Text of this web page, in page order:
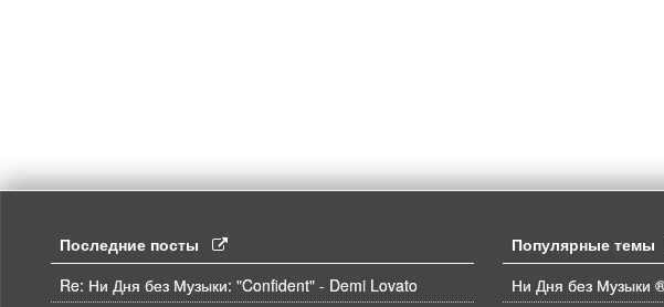
Последние посты
Re: Ни Дня без Музыки: "Confident" - Demi Lovato
Популярные темы
Ни Дня без Музыки